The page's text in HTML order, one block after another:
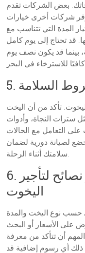
بعض الشركات تقدم
شركات أخرى خيارات
المدة التي تتناسب مع
تحتاج إلى يوم كامل
بينما قد يكون نصف يوم
السلامة
تأكد من أن اليخت
سترات النجاة، وأدوات
التعامل مع الحالات
لصيانة دورية لضمان
سلامتك أثناء الرحلة.
6. التفاوض على الأسعار نصائح لتأجير
اليخوت
حسب نوع اليخت والمدة
على الأسعار أو البحث
أن تتأكد من معرفة
ذلك أي رسوم إضافية قد